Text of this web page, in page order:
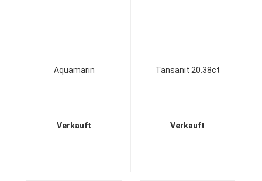
Aquamarin
Verkauft
Tansanit 20.38ct
Verkauft